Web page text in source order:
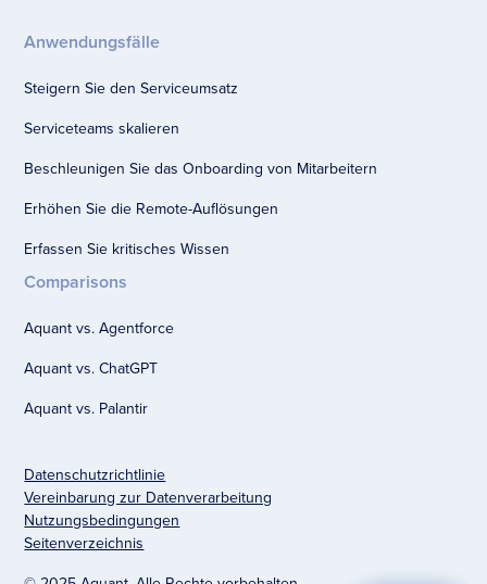
Anwendungsfälle
Steigern Sie den Serviceumsatz
Serviceteams skalieren
Beschleunigen Sie das Onboarding von Mitarbeitern
Erhöhen Sie die Remote-Auflösungen
Erfassen Sie kritisches Wissen
Comparisons
Aquant vs. Agentforce
Aquant vs. ChatGPT
Aquant vs. Palantir
Datenschutzrichtlinie
Vereinbarung zur Datenverarbeitung
Nutzungsbedingungen
Seitenverzeichnis